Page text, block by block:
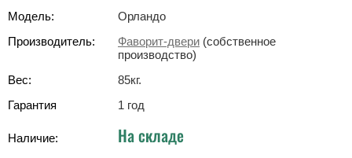
Модель:
Орландо
Производитель:
Фаворит-двери (собственное
производство)
Вес:
85кг.
Гарантия
1 год
Наличие: На складе